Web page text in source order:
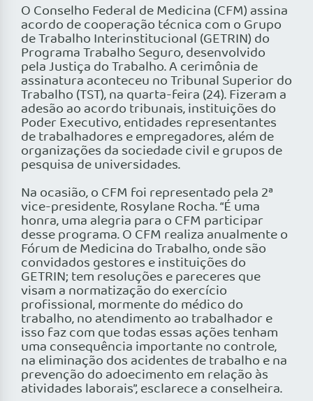
O Conselho Federal de Medicina (CFM) assina
acordo de cooperação técnica com o Grupo
de Trabalho Interinstitucional (GETRIN) do
Programa Trabalho Seguro, desenvolvido
pela Justiça do Trabalho. A cerimônia de
assinatura aconteceu no Tribunal Superior do
Trabalho (TST), na quarta-feira (24). Fizeram a
adesão ao acordo tribunais, instituições do
Poder Executivo, entidades representantes
de trabalhadores e empregadores, além de
organizações da sociedade civil e grupos de
pesquisa de universidades.
Na ocasião, o CFM foi representado pela 2ª
vice-presidente, Rosylane Rocha. “É uma
honra, uma alegria para o CFM participar
desse programa. O CFM realiza anualmente o
Fórum de Medicina do Trabalho, onde são
convidados gestores e instituições do
GETRIN; tem resoluções e pareceres que
visam a normatização do exercício
profissional, mormente do médico do
trabalho, no atendimento ao trabalhador e
isso faz com que todas essas ações tenham
uma consequência importante no controle,
na eliminação dos acidentes de trabalho e na
prevenção do adoecimento em relação às
atividades laborais”, esclarece a conselheira.